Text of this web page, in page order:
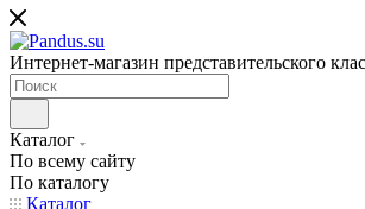
Интернет-магазин представительского
Каталог
По всему сайту
По каталогу
Каталог